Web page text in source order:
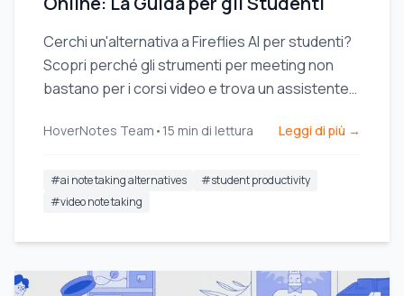
Cerchi un'alternativa a Fireflies AI per studenti?
Scopri perché gli strumenti per meeting non
bastano per i corsi video e trova un assistente
l'apprendimento.
HoverNotes Team • 15 min di lettura Leggi di più →
#ai note taking alternatives #student productivity
#video note taking